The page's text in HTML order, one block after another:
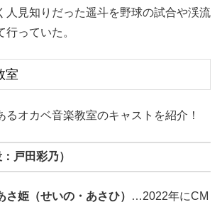
人見知りだった遥斗を野球の試合や渓流
っていた。
室
るオカベ音楽教室のキャストを紹介！
戸田彩乃）
さ姫（せいの・あさひ） …2022年にCM